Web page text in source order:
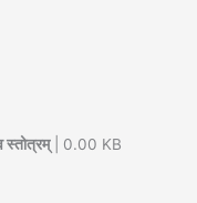
| 0.00 KB